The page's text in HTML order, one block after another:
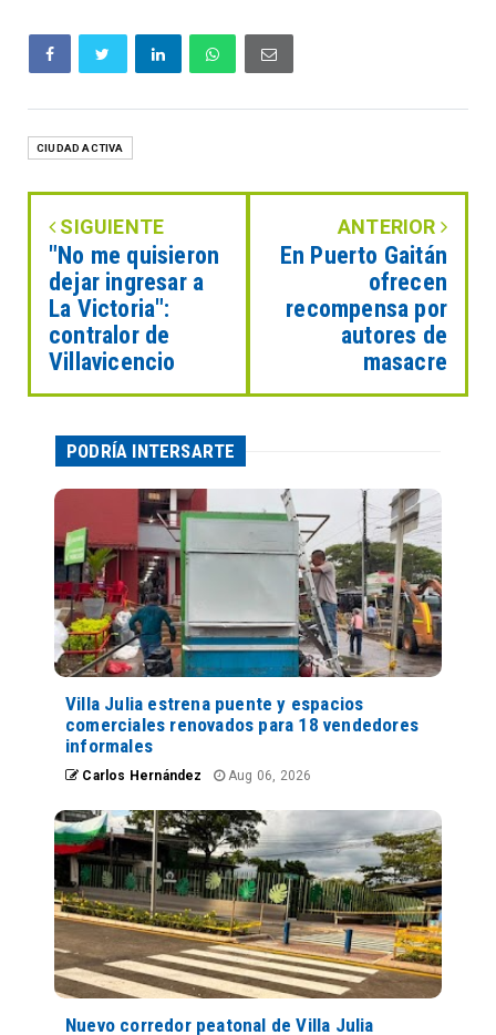
CIUDAD ACTIVA
SIGUIENTE
"No me quisieron
dejar ingresar a
La Victoria":
contralor de
Villavicencio
ANTERIOR
En Puerto Gaitán
ofrecen
recompensa por
autores de
masacre
PODRÍA INTERSARTE
Villa Julia estrena puente y espacios
comerciales renovados para 18 vendedores
informales
Carlos Hernández Aug 06, 2026
Nuevo corredor peatonal de Villa Julia